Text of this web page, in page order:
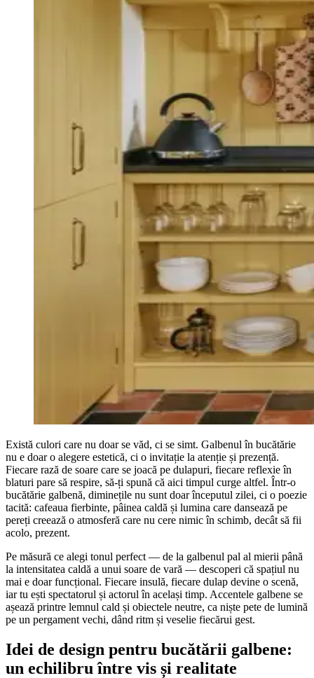
Există culori care nu doar se văd, ci se simt. Galbenul în bucătărie
nu e doar o alegere estetică, ci o invitație la atenție și prezență.
Fiecare rază de soare care se joacă pe dulapuri, fiecare reflexie în
blaturi pare să respire, să-ți spună că aici timpul curge altfel. Într-o
bucătărie galbenă, diminețile nu sunt doar începutul zilei, ci o poezie
tacită: cafeaua fierbinte, pâinea caldă și lumina care dansează pe
pereți creează o atmosferă care nu cere nimic în schimb, decât să fii
acolo, prezent.
Pe măsură ce alegi tonul perfect — de la galbenul pal al mierii până
la intensitatea caldă a unui soare de vară — descoperi că spațiul nu
mai e doar funcțional. Fiecare insulă, fiecare dulap devine o scenă,
iar tu ești spectatorul și actorul în același timp. Accentele galbene se
așează printre lemnul cald și obiectele neutre, ca niște pete de lumină
pe un pergament vechi, dând ritm și veselie fiecărui gest.
Idei de design pentru bucătării galbene:
un echilibru între vis și realitate